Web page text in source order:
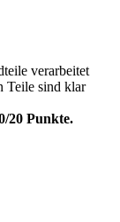
verarbeitet
Teile sind klar
20 Punkte.